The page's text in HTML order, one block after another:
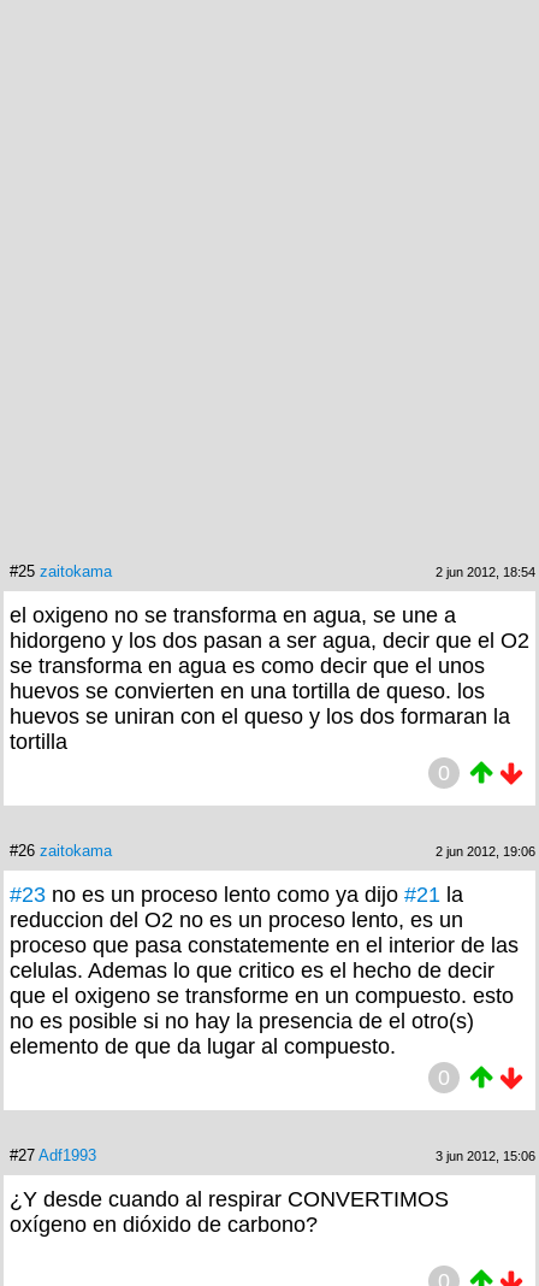
#25 zaitokama 2 jun 2012, 18:54
el oxigeno no se transforma en agua, se une a
hidorgeno y los dos pasan a ser agua, decir que el O2
se transforma en agua es como decir que el unos
huevos se convierten en una tortilla de queso. los
huevos se uniran con el queso y los dos formaran la
tortilla
0
#26 zaitokama 2 jun 2012, 19:06
#23 no es un proceso lento como ya dijo #21 la
reduccion del O2 no es un proceso lento, es un
proceso que pasa constatemente en el interior de las
celulas. Ademas lo que critico es el hecho de decir
que el oxigeno se transforme en un compuesto. esto
no es posible si no hay la presencia de el otro(s)
elemento de que da lugar al compuesto.
0
#27 Adf1993 3 jun 2012, 15:06
¿Y desde cuando al respirar CONVERTIMOS
oxígeno en dióxido de carbono?